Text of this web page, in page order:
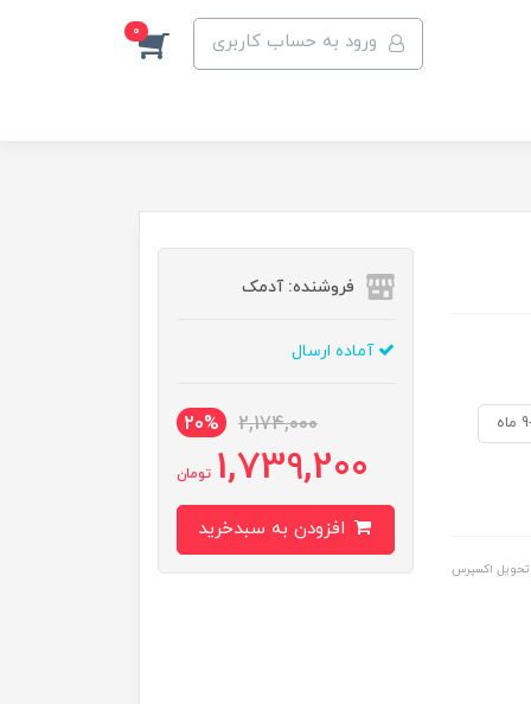
ورود به حساب کاربری 0
تحویل اکسپرس
فروشنده: آدمک
آماده ارسال
2,174,000
20%
1,739,200 تومان